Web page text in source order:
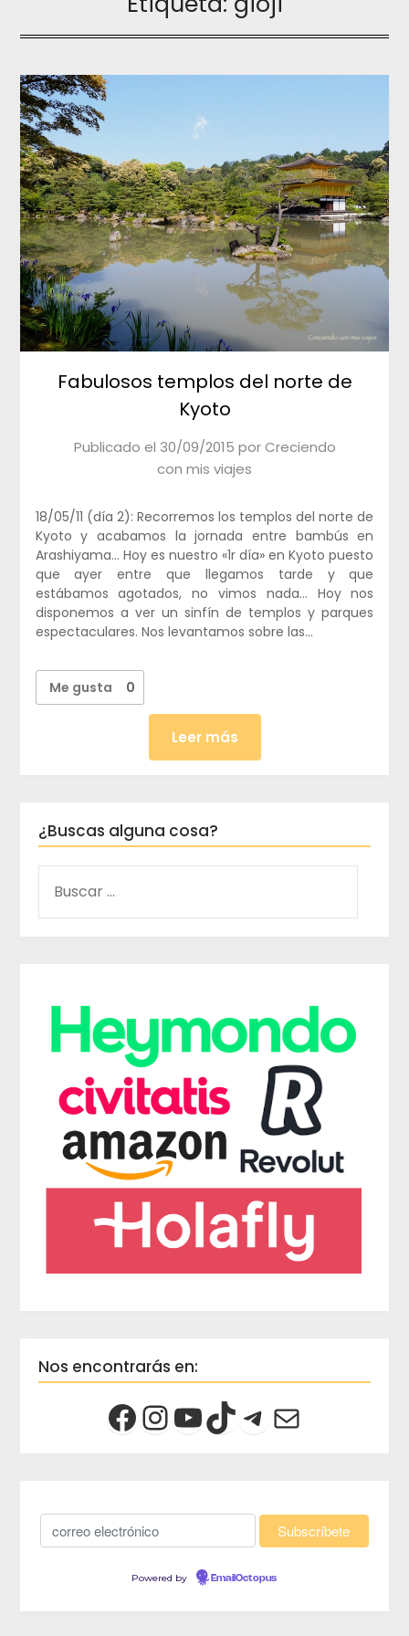
Fabulosos templos del norte de
Kyoto
Publicado el 30/09/2015 porCreciendo
con mis viajes
18/05/11 (día 2): Recorremos los templos del norte de
Kyoto y acabamos la jornada entre bambús en
Arashiyama… Hoy es nuestro «1r día» en Kyoto puesto
que ayer entre que llegamos tarde y que
estábamos agotados, no vimos nada… Hoy nos
disponemos a ver un sinfín de templos y parques
espectaculares. Nos levantamos sobre las…
Me gusta 0
Leer más
¿Buscas alguna cosa?
Nos encontrarás en:
Powered by EmailOctopus